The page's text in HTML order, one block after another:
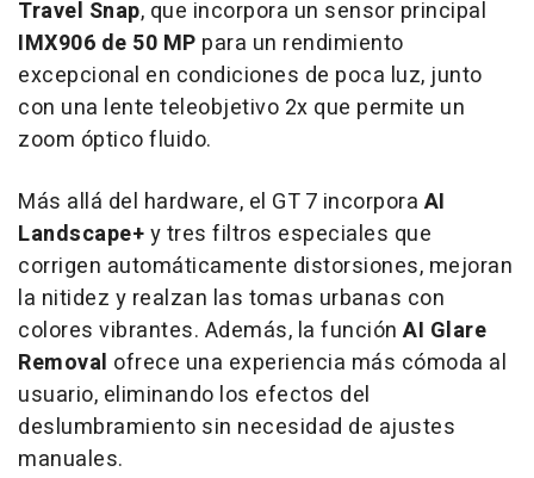
Travel Snap, que incorpora un sensor principal
IMX906 de 50 MP para un rendimiento
excepcional en condiciones de poca luz, junto
con una lente teleobjetivo 2x que permite un
zoom óptico fluido.
Más allá del hardware, el GT 7 incorpora AI
Landscape+y tres filtros especiales que
corrigen automáticamente distorsiones, mejoran
la nitidez y realzan las tomas urbanas con
colores vibrantes. Además, la función AI Glare
Removal ofrece una experiencia más cómoda al
usuario, eliminando los efectos del
deslumbramiento sin necesidad de ajustes
manuales.